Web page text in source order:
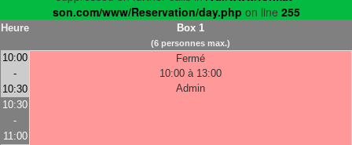
son.com/www/Reservation/day.php on line 255
Heure Box 1
(6 personnes max.)
10:00
-
10:30
Fermé
10:00 à 13:00
Admin
10:30
-
11:00